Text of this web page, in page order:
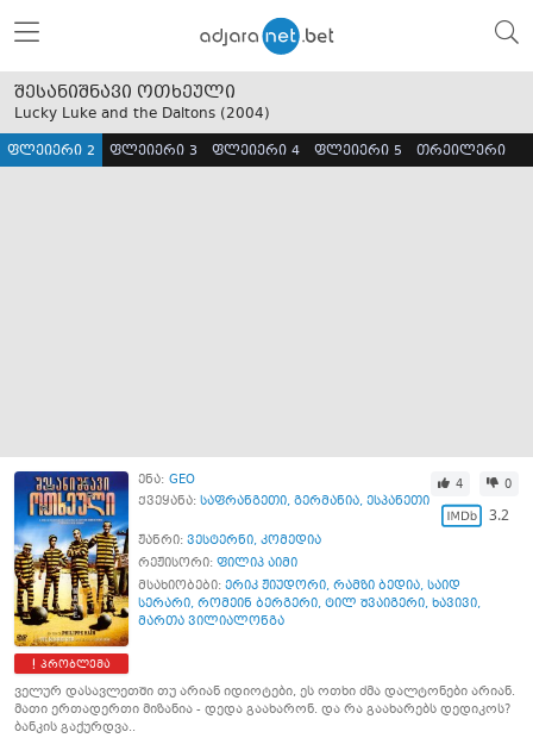
შესანიშნავი ოთხეული
Lucky Luke and the Daltons (2004)
ფლეიერი 2 ფლეიერი 3 ფლეიერი 4 ფლეიერი 5 თრეილერი
პრობლემა
ენა: GEO
ქვეყანა: საფრანგეთი, გერმანია, ესპანეთი
4 0
3.2
ჟანრი: ვესტერნი, კომედია
რეჟისორი: ფილიპ აიმი
მსახიობები: ერიკ ჟიუდორი, რამზი ბედია, საიდ
სერარი, რომეინ ბერგერი, ტილ შვაიგერი, ხავივი,
მართა ვილიალონგა
ველურ დასავლეთში თუ არიან იდიოტები, ეს ოთხი ძმა დალტონები არიან.
მათი ერთადერთი მიზანია - დედა გაახარონ. და რა გაახარებს დედიკოს?
ბანკის გაქურდვა..